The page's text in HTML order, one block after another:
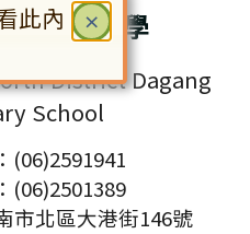
港國民小學
District Dagang
School
(06)2591941
(06)2501389
市北區大港街146號
× 關閉
此內
啟。請使用 Tab 鍵在